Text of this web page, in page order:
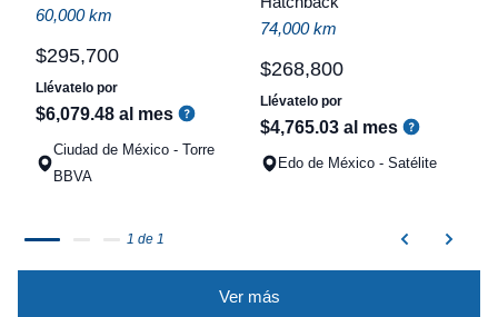
60,000 km
$295,700
Llévatelo por
$6,079.48 al mes
Ciudad de México - Torre
BBVA
74,000 km
$268,800
Llévatelo por
$4,765.03 al mes
Edo de México - Satélite
1 de 1
Ver más